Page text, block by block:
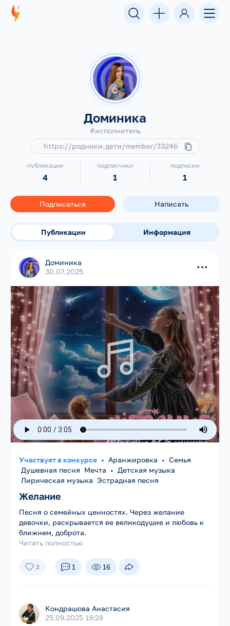
Доминика
#исполнитель
https://родники.дети/member/33246
публикации
4
подписчики
1
подписки
1
Подписаться Написать
Публикации Информация
Доминика
30.07.2025
...
Участвует в конкурсе • Аранжировка • Семья
Душевная песня Мечта • Детская музыка
Лирическая музыка Эстрадная песня
Желание
Песня о семейных ценностях. Через желание
девочки, раскрывается ее великодушие и любовь к
ближнем, доброта.
Читать полностью
2 1 16
Кондрашова Анастасия
25.09.2025 19:28